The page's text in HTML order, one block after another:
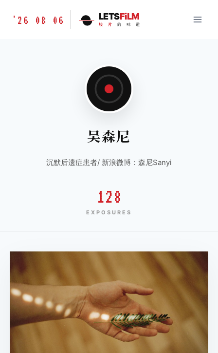
胶
'26 08 06 LETSFiLM
胶 片 的 味 道
吴森尼
沉默后遗症患者/ 新浪微博：森尼Sanyi
128
EXPOSURES